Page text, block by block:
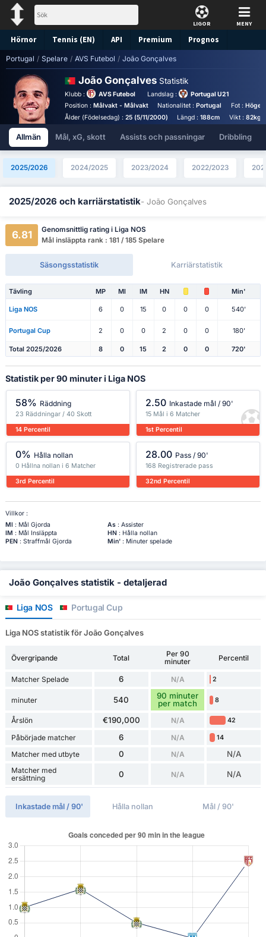
LIGOR MENY
Hörnor Tennis (EN) API Premium Prognos
Portugal / Spelare / AVS Futebol / João Gonçalves
João Gonçalves Statistik
Klubb : AVS Futebol Landslag :
Portugal U21
Position : Målvakt - Målvakt Nationalitet :Portugal Fot :
Ålder (Födelsedag) : 25 (5/11/2000) Längd :188cm Vikt : 82kg
Allmän Mål, xG, skott Assists och passningar Dribbling
2025/2026 2024/2025 2023/2024 2022/2023
2025/2026 och karriärstatistik- João Gonçalves
6.81
Genomsnittlig rating i Liga NOS
Mål insläppta rank : 181 / 185 Spelare
Säsongsstatistik Karriärstatistik
Tävling MP Ml IM HN Min'
Liga NOS 6 0 15 0 0 0 540'
Portugal Cup 2 0 0 2 0 0 180'
Total 2025/2026 8 0 15 2 0 0 720'
Statistik per 90 minuter i Liga NOS
58% Räddning
23 Räddningar / 40 Skott
14 Percentil
2.50 Inkastade mål / 90'
15 Mål i 6 Matcher
1st Percentil
0% Hålla nollan
0 Hållna nollan i 6 Matcher
3rd Percentil
28.00 Pass / 90'
168 Registrerade pass
32nd Percentil
Villkor :
Ml : Mål Gjorda As: Assister
IM : Mål Insläppta HN: Hålla nollan
PEN: Straffmål Gjorda Min': Minuter spelade
João Gonçalves statistik - detaljerad
Liga NOS Portugal Cup
Liga NOS statistik för João Gonçalves
Övergripande Total
Per 90
minuter
Percentil
Matcher Spelade 6 N/A 2
minuter 540
90 minuter
per match
8
Årslön €190,000 N/A 42
Påbörjade matcher 6 N/A 14
Matcher med utbyte 0 N/A N/A
Matcher med
ersättning
0 N/A N/A
Inkastade mål / 90' Hålla nollan Mål / 90'